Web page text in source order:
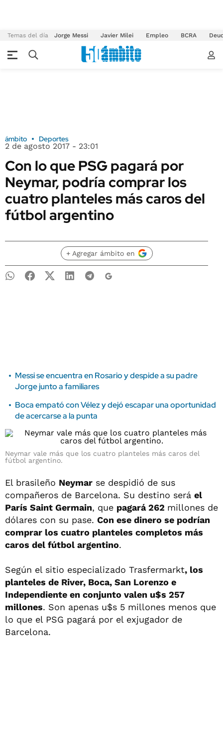
Temas del día Jorge Messi Javier Milei Empleo BCRA
ámbito Deportes
2 de agosto 2017 - 23:01
Con lo que PSG pagará por
Neymar, podría comprar los
cuatro planteles más caros del
fútbol argentino
+ Agregar ámbito en
Messi se encuentra en Rosario y despide a su padre
Jorge junto a familiares
Boca empató con Vélez y dejó escapar una oportunidad
de acercarse a la punta
Neymar vale más que los cuatro planteles más caros del
fútbol argentino.
El brasileño Neymar se despidió de sus
compañeros de Barcelona. Su destino será el
París Saint Germain, que pagará 262 millones de
dólares con su pase. Con ese dinero se podrían
comprar los cuatro planteles completos más
caros del fútbol argentino.
Según el sitio especializado Trasfermarkt, los
planteles de River, Boca, San Lorenzo e
Independiente en conjunto valen u$s 257
millones. Son apenas u$s 5 millones menos que
lo que el PSG pagará por el exjugador de
Barcelona.